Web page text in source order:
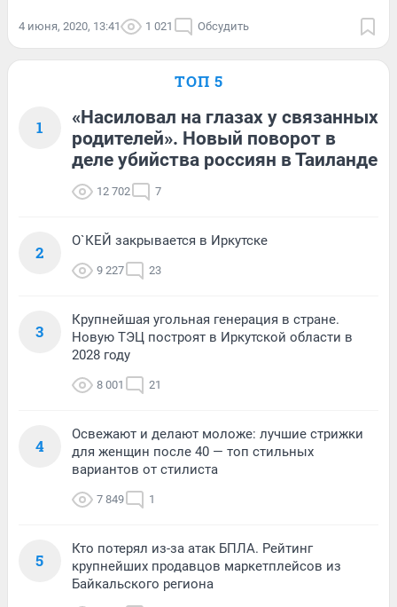
4 июня, 2020, 13:41 1 021 Обсудить
ТОП 5
1
«Насиловал на глазах у связанных
родителей». Новый поворот в
деле убийства россиян в Таиланде
12 702 7
2
О`КЕЙ закрывается в Иркутске
9 227 23
3
Крупнейшая угольная генерация в стране.
Новую ТЭЦ построят в Иркутской области в
2028 году
8 001 21
4
Освежают и делают моложе: лучшие стрижки
для женщин после 40 — топ стильных
вариантов от стилиста
7 849 1
5
Кто потерял из-за атак БПЛА. Рейтинг
крупнейших продавцов маркетплейсов из
Байкальского региона